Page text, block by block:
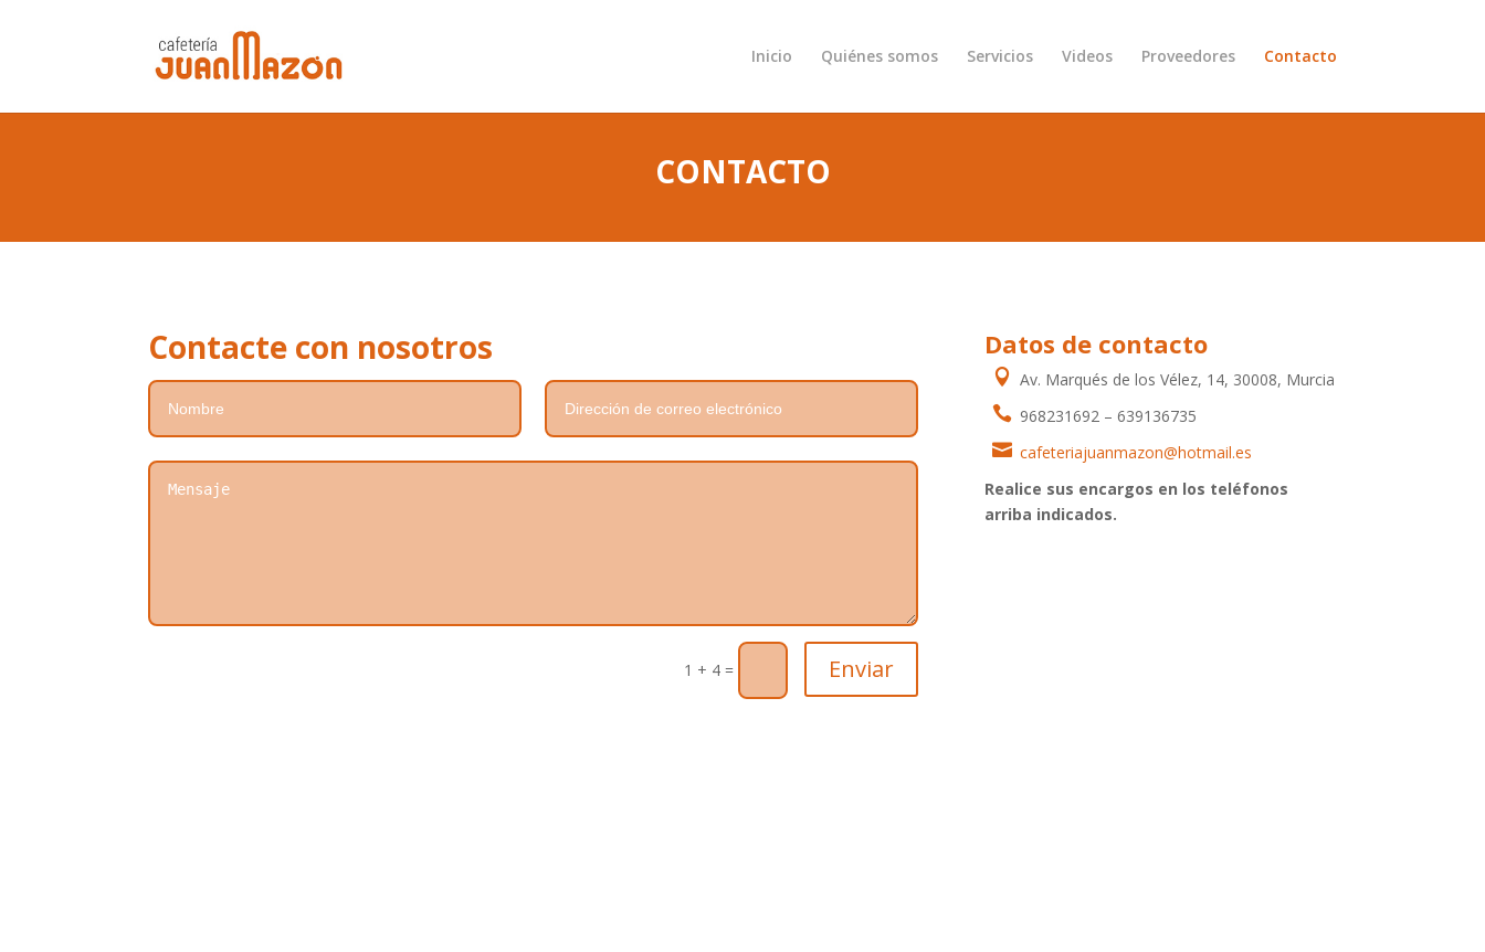
Inicio Quiénes somos Servicios Videos Proveedores Contacto
CONTACTO
Contacte con nosotros
Enviar
1 + 4 =
Datos de contacto
 Av. Marqués de los Vélez, 14, 30008, Murcia
 968231692 – 639136735
 cafeteriajuanmazon@hotmail.es
Realice sus encargos en los teléfonos
arriba indicados.